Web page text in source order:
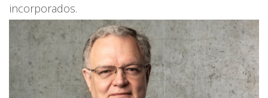
incorporados.